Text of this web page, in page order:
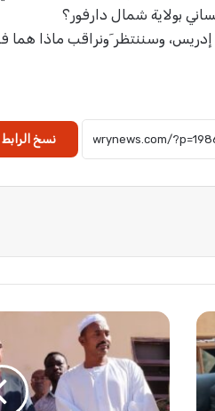
بولاية شمال دارفور؟
إدريس، وسننتظر َونراقب ماذا هما
نسخ الرابط
ت
و
ز
ي
ع